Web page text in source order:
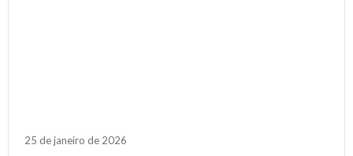
25 de janeiro de 2026